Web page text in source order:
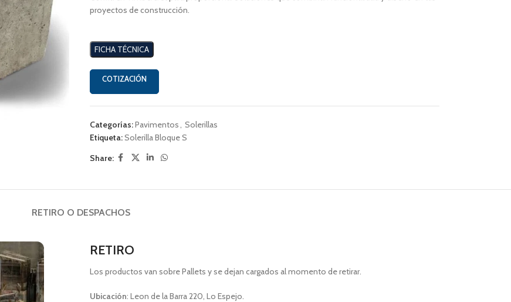
proyectos de construcción.
FICHA TÉCNICA
COTIZACIÓN
Categorías:Pavimentos, Solerillas
Etiqueta:Solerilla Bloque S
Share:
RETIRO O DESPACHOS
RETIRO
Los productos van sobre Pallets y se dejan cargados al momento de retirar.
Ubicación: Leon de la Barra 220, Lo Espejo.